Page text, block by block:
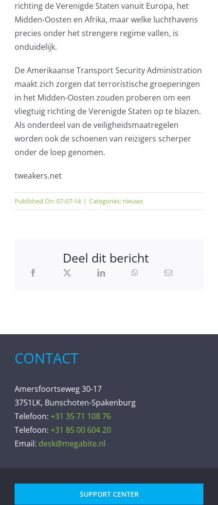
WordPress SLA Contract
richting de Verenigde Staten vanuit Europa, het
Midden-Oosten en Afrika, maar welke luchthavens
precies onder het strengere regime vallen, is
onduidelijk.
De Amerikaanse Transport Security Administration
maakt zich zorgen dat terroristische groeperingen
in het Midden-Oosten zouden proberen om een
vliegtuig richting de Verenigde Staten op te blazen.
Als onderdeel van de veiligheidsmaatregelen
worden ook de schoenen van reizigers scherper
onder de loep genomen.
tweakers.net
Published On: 07-07-14 | Categories: nieuws
Deel dit bericht
CONTACT
Amersfoortseweg 30-17
3751LK, Bunschoten-Spakenburg
Telefoon: +31 35 71 108 76
Telefoon: +31 85 00 604 20
Email: desk@megabite.nl
SUPPORT CENTER